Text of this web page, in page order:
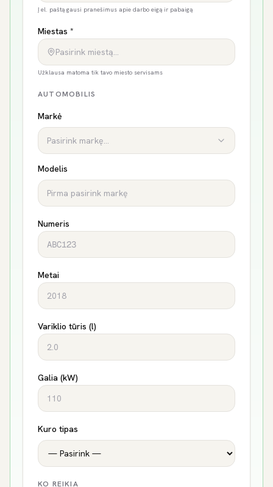
Į el. paštą gausi pranešimus apie darbo eigą ir pabaigą
Miestas *
Pasirink miestą…
Užklausa matoma tik tavo miesto servisams
AUTOMOBILIS
Markė
Pasirink markę...
Modelis
Numeris
Metai
Variklio tūris (l)
Galia (kW)
Kuro tipas
KO REIKIA